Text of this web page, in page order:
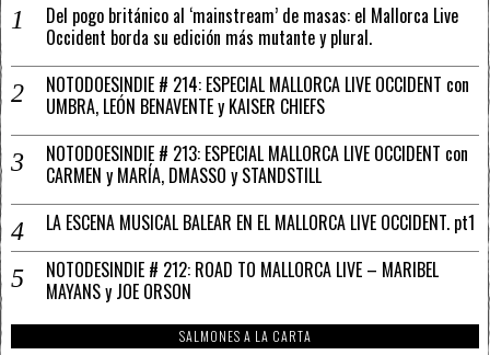
Del pogo británico al ‘mainstream’ de masas: el Mallorca Live
Occident borda su edición más mutante y plural.
NOTODOESINDIE # 214: ESPECIAL MALLORCA LIVE OCCIDENT con
UMBRA, LEÓN BENAVENTE y KAISER CHIEFS
NOTODOESINDIE # 213: ESPECIAL MALLORCA LIVE OCCIDENT con
CARMEN y MARÍA, DMASSO y STANDSTILL
LA ESCENA MUSICAL BALEAR EN EL MALLORCA LIVE OCCIDENT. pt1
NOTODESINDIE # 212: ROAD TO MALLORCA LIVE – MARIBEL
MAYANS y JOE ORSON
SALMONES A LA CARTA